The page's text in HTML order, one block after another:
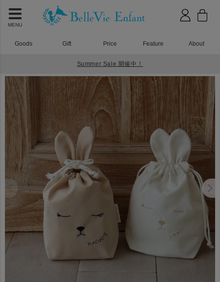
MENU
Goods Gift Price Feature About
Summer Sale 開催中！
ラパン 巾着バッグ（小）